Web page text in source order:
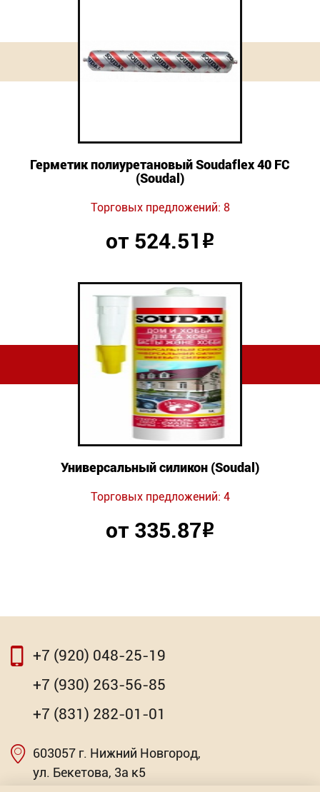
Герметик полиуретановый Soudaflex 40 FC
(Soudal)
Торговых предложений: 8
от 524.51 Р
Универсальный силикон (Soudal)
Торговых предложений: 4
от 335.87Р
+7 (920) 048-25-19
+7 (930) 263-56-85
+7 (831) 282-01-01
603057 г. Нижний Новгород,
ул. Бекетова, 3а к5